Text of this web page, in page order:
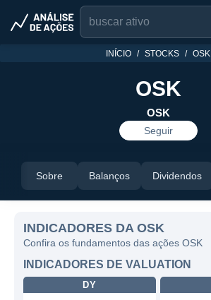
INÍCIO STOCKS OSK
OSK
OSK
Seguir
Sobre Balanços Dividendos
INDICADORES DA OSK
Confira os fundamentos das ações OSK
INDICADORES DE VALUATION
DY